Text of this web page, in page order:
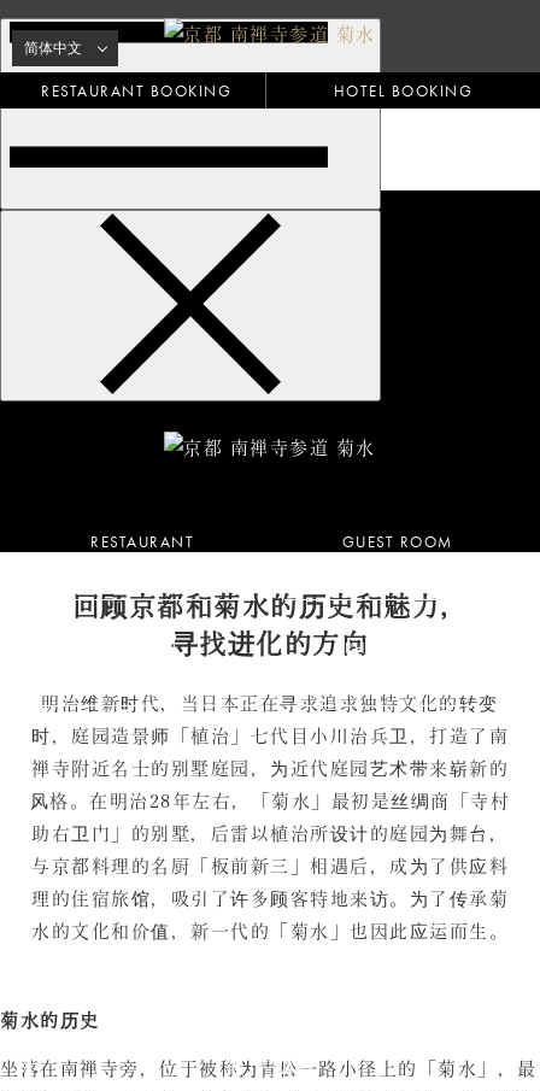
RESTAURANT GUEST ROOM
GARDEN PHILOSOPHY
餐厅预订
RESTAURANT BOOKING HOTEL BOOKING
PHILOSOPHY
回顾京都和菊水的历史和魅力，
寻找进化的方向
明治维新时代，当日本正在寻求追求独特文化的转变
时，庭园造景师「植治」七代目小川治兵卫，打造了南
禅寺附近名士的别墅庭园，为近代庭园艺术带来崭新的
风格。在明治28年左右，「菊水」最初是丝绸商「寺村
助右卫门」的别墅，后雷以植治所设计的庭园为舞台，
与京都料理的名厨「板前新三」相遇后，成为了供应料
理的住宿旅馆，吸引了许多顾客特地来访。为了传承菊
水的文化和价值，新一代的「菊水」也因此应运而生。
菊水的历史
坐落在南禅寺旁，位于被称为青松一路小径上的「菊水」，最